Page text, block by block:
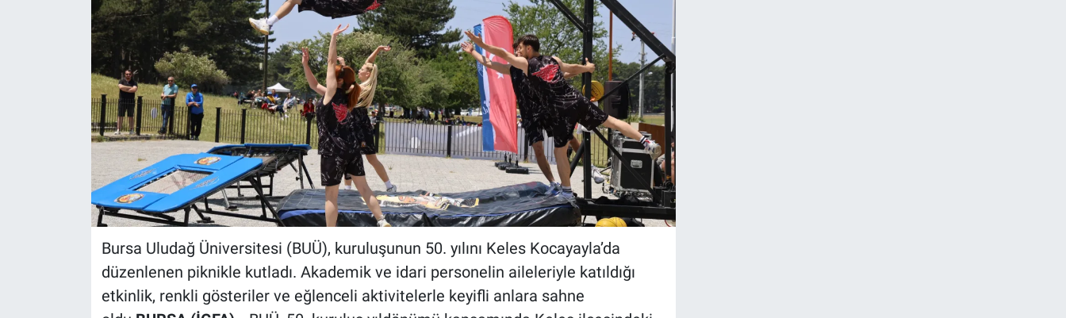
Bursa Uludağ Üniversitesi (BUÜ), kuruluşunun 50. yılını Keles Kocayayla’da
düzenlenen piknikle kutladı. Akademik ve idari personelin aileleriyle katıldığı
etkinlik, renkli gösteriler ve eğlenceli aktivitelerle keyifli anlara sahne